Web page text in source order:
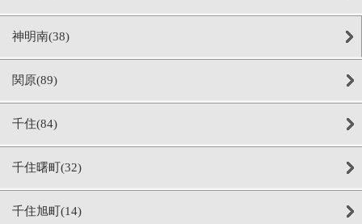
神明南(38)
関原(89)
千住(84)
千住曙町(32)
千住旭町(14)